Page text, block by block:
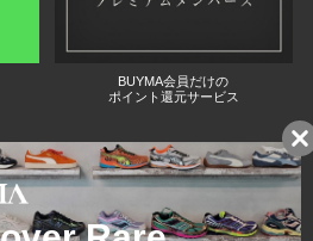
BUYMA会員だけの
ポイント還元サービス
ページトップへ